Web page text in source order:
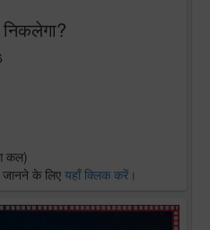
कल)
के लिए यहाँ क्लिक करें।